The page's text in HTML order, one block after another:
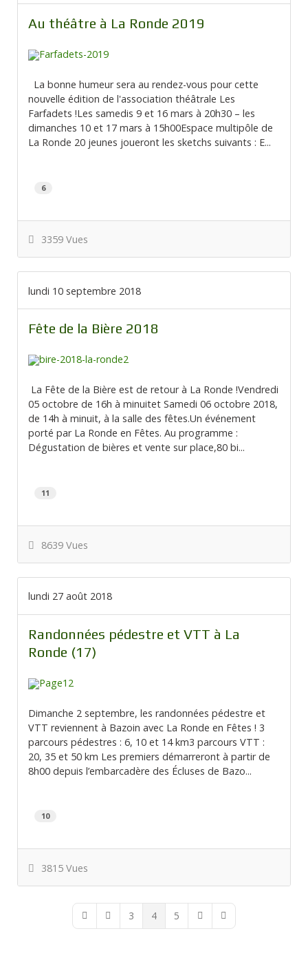
Au théâtre à La Ronde 2019
La bonne humeur sera au rendez-vous pour cette
nouvelle édition de l'association théâtrale Les
Farfadets !Les samedis 9 et 16 mars à 20h30 – les
dimanches 10 et 17 mars à 15h00Espace multipôle de
La Ronde 20 jeunes joueront les sketchs suivants : E...
6
3359 Vues
lundi 10 septembre 2018
Fête de la Bière 2018
La Fête de la Bière est de retour à La Ronde !Vendredi
05 octobre de 16h à minuitet Samedi 06 octobre 2018,
de 14h à minuit, à la salle des fêtes.Un événement
porté par La Ronde en Fêtes. Au programme :
Dégustation de bières et vente sur place,80 bi...
11
8639 Vues
lundi 27 août 2018
Randonnées pédestre et VTT à La
Ronde (17)
Dimanche 2 septembre, les randonnées pédestre et
VTT reviennent à Bazoin avec La Ronde en Fêtes ! 3
parcours pédestres : 6, 10 et 14 km3 parcours VTT :
20, 35 et 50 km Les premiers démarreront à partir de
8h00 depuis l’embarcadère des Écluses de Bazo...
10
3815 Vues
First PagePrevious Page
3 4 5 Next PageLast Page